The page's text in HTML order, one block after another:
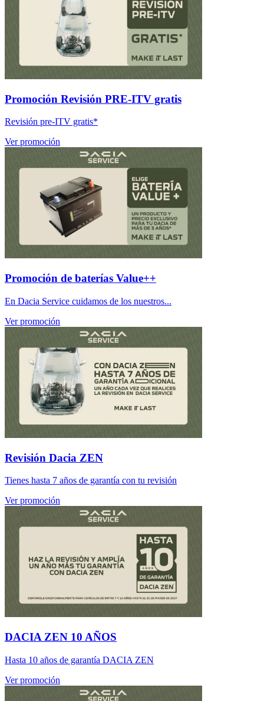
Promoción Revisión PRE-ITV gratis
Revisión pre-ITV gratis*
Ver promoción
Promoción de baterías Value++
En Dacia Service cuidamos de los nuestros...
Ver promoción
Revisión Dacia ZEN
Tienes hasta 7 años de garantía con tu revisión
Ver promoción
DACIA ZEN 10 AÑOS
Hasta 10 años de garantía DACIA ZEN
Ver promoción